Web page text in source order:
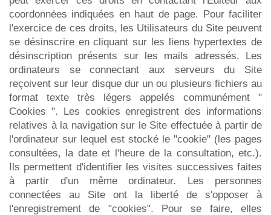
coordonnées indiquées en haut de page. Pour faciliter
l'exercice de ces droits, les Utilisateurs du Site peuvent
se désinscrire en cliquant sur les liens hypertextes de
désinscription présents sur les mails adressés. Les
ordinateurs se connectant aux serveurs du Site
reçoivent sur leur disque dur un ou plusieurs fichiers au
format texte très légers appelés communément "
Cookies ". Les cookies enregistrent des informations
relatives à la navigation sur le Site effectuée à partir de
l'ordinateur sur lequel est stocké le "cookie" (les pages
consultées, la date et l'heure de la consultation, etc.).
Ils permettent d'identifier les visites successives faites
à partir d'un même ordinateur. Les personnes
connectées au Site ont la liberté de s'opposer à
l'enregistrement de "cookies". Pour se faire, elles